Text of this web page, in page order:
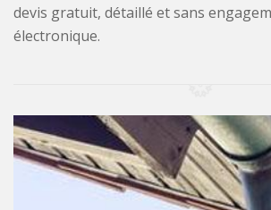
devis gratuit, détaillé et sans
électronique.